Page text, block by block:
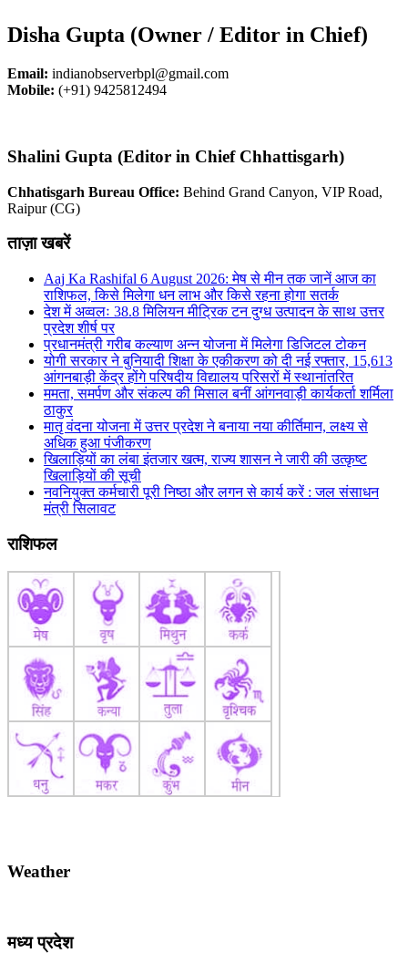
Disha Gupta (Owner / Editor in Chief)
Email: indianobserverbpl@gmail.com
Mobile: (+91) 9425812494
Shalini Gupta (Editor in Chief Chhattisgarh)
Chhatisgarh Bureau Office: Behind Grand Canyon, VIP Road,
Raipur (CG)
ताज़ा खबरें
Aaj Ka Rashifal 6 August 2026: मेष से मीन तक जानें आज का
राशिफल, किसे मिलेगा धन लाभ और किसे रहना होगा सतर्क
देश में अव्वलः 38.8 मिलियन मीट्रिक टन दुग्ध उत्पादन के साथ उत्तर
प्रदेश शीर्ष पर
प्रधानमंत्री गरीब कल्याण अन्न योजना में मिलेगा डिजिटल टोकन
योगी सरकार ने बुनियादी शिक्षा के एकीकरण को दी नई रफ्तार, 15,613
आंगनबाड़ी केंद्र होंगे परिषदीय विद्यालय परिसरों में स्थानांतरित
ममता, समर्पण और संकल्प की मिसाल बनीं आंगनवाड़ी कार्यकर्ता शर्मिला
ठाकुर
मातृ वंदना योजना में उत्तर प्रदेश ने बनाया नया कीर्तिमान, लक्ष्य से
अधिक हुआ पंजीकरण
खिलाड़ियों का लंबा इंतजार खत्म, राज्य शासन ने जारी की उत्कृष्ट
खिलाड़ियों की सूची
नवनियुक्त कर्मचारी पूरी निष्ठा और लगन से कार्य करें : जल संसाधन
मंत्री सिलावट
राशिफल
Weather
मध्य प्रदेश